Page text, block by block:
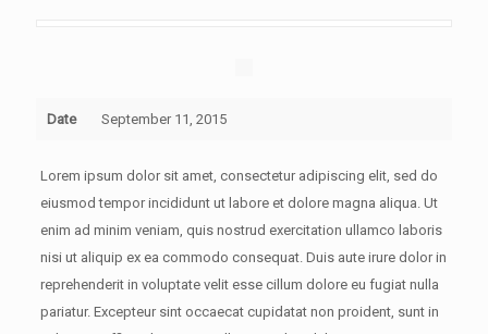
Date September 11, 2015
Lorem ipsum dolor sit amet, consectetur adipiscing elit, sed do
eiusmod tempor incididunt ut labore et dolore magna aliqua. Ut
enim ad minim veniam, quis nostrud exercitation ullamco laboris
nisi ut aliquip ex ea commodo consequat. Duis aute irure dolor in
reprehenderit in voluptate velit esse cillum dolore eu fugiat nulla
pariatur. Excepteur sint occaecat cupidatat non proident, sunt in